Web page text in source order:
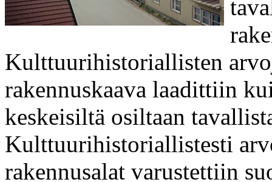
Kulttuurihistoriallisten
rakennuskaava laadittiin
keskeisiltä osiltaan
Kulttuurihistoriallistesti
rakennusalat varustettiin